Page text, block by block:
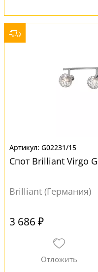
G02231/15
Спот Brilliant Virgo
Brilliant (Германия)
3 686 ₽